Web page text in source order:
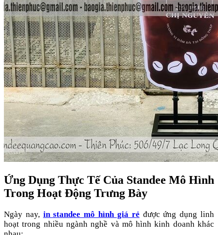
Ứng Dụng Thực Tế Của Standee Mô Hình
Trong Hoạt Động Trưng Bày
Ngày nay, in standee mô hình giá rẻ được ứng dụng linh
hoạt trong nhiều ngành nghề và mô hình kinh doanh khác